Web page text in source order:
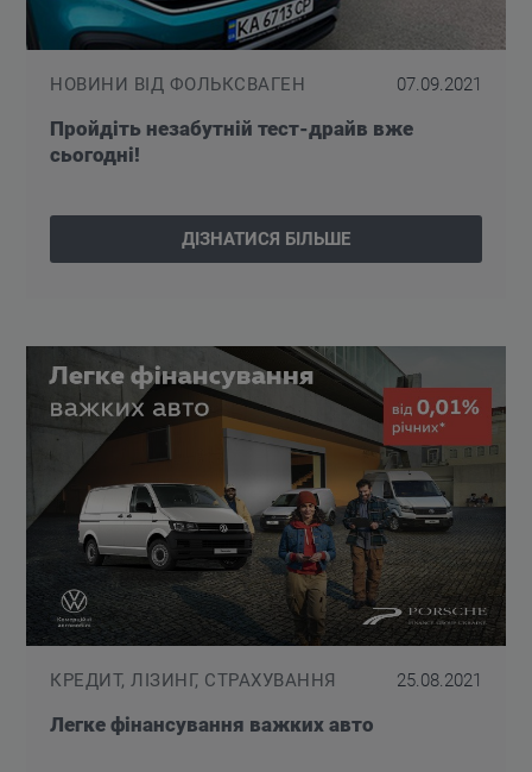
НОВИНИ ВІД ФОЛЬКСВАГЕН 07.09.2021
Пройдіть незабутній тест-драйв вже
сьогодні!
ДІЗНАТИСЯ БІЛЬШЕ
КРЕДИТ, ЛІЗИНГ, СТРАХУВАННЯ 25.08.2021
Легке фінансування важких авто